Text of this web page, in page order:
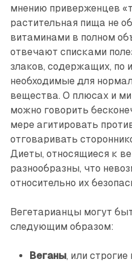
мнению приверженцев
растительная пища не
витаминами в полном
отвечают списками
злаков, содержащих, по
необходимые для
вещества. О плюсах и
можно говорить
мере агитировать
отговаривать
Диеты, относящиеся к
разнообразны, что
относительно их
Вегетарианцы могут
следующим образом:
Веганы, или